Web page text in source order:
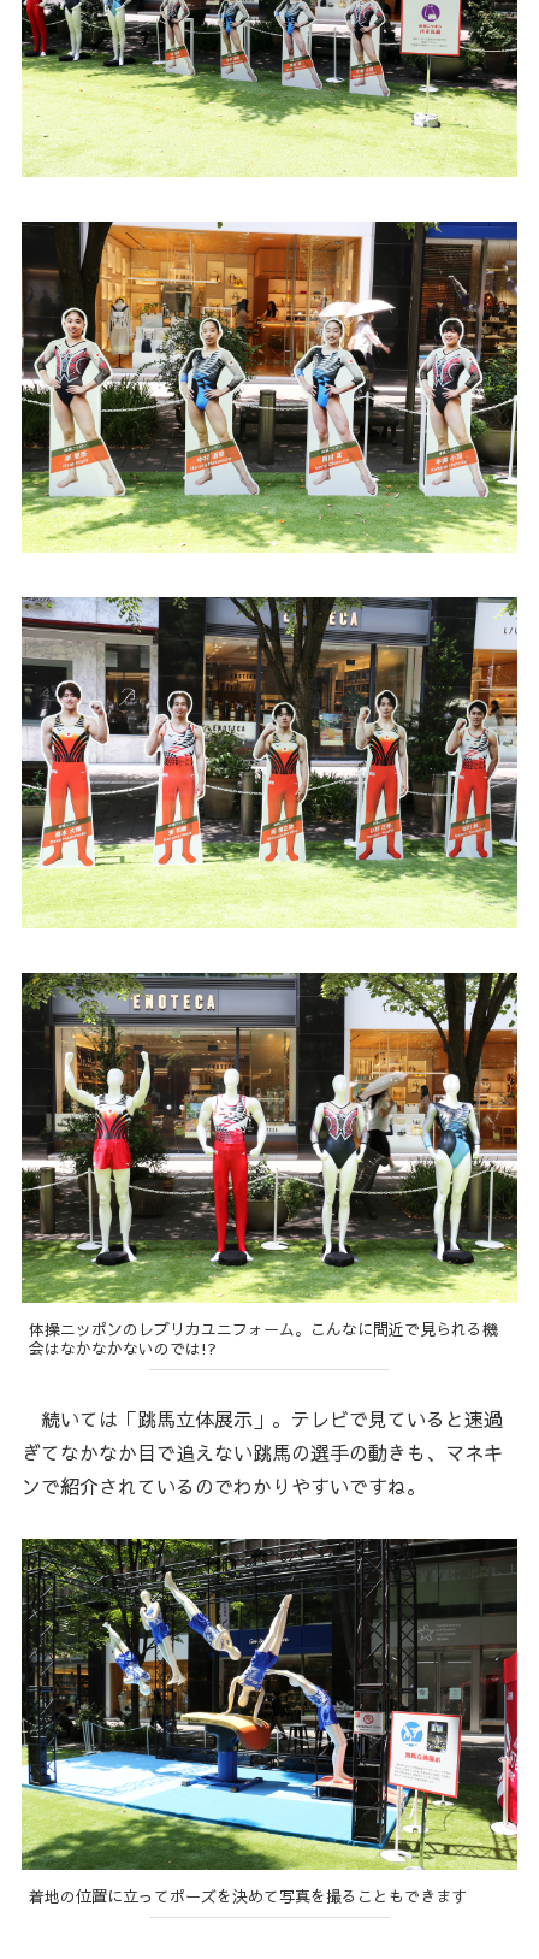
体操ニッポンのレプリカユニフォーム。こんなに間近で見られる機
会はなかなかないのでは!?
続いては「跳馬立体展示」。テレビで見ていると速過
ぎてなかなか目で追えない跳馬の選手の動きも、マネキ
ンで紹介されているのでわかりやすいですね。
着地の位置に立ってポーズを決めて写真を撮ることもできます